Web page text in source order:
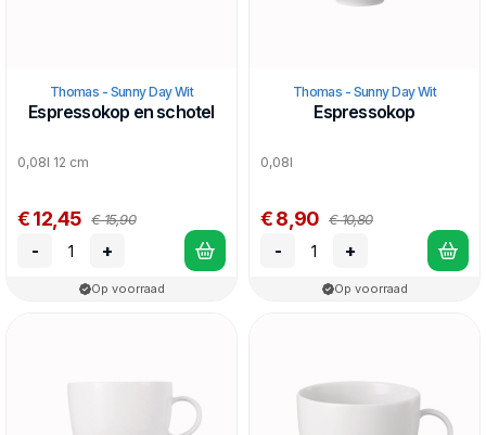
Thomas - Sunny Day Wit
Espressokop en schotel
0,08l 12 cm
€ 12,45 € 15,90
- +
Op voorraad
Thomas - Sunny Day Wit
Espressokop
0,08l
€ 8,90 € 10,80
- +
Op voorraad